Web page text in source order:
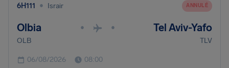
6H111 • Israir ANNULÉ
Olbia • • Tel Aviv-Yafo
OLB TLV
06/08/2026 08:00